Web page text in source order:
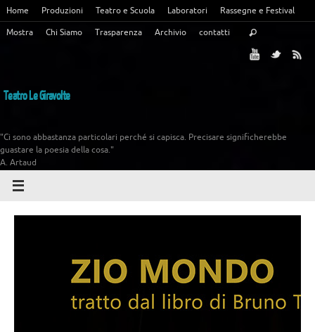
Home Produzioni Teatro e Scuola Laboratori
Rassegne e Festival
Mostra
Chi Siamo Trasparenza Archivio contatti
Teatro Le Giravolte
"Ci sono abbastanza particolari perché si capisca. Precisare significherebbe
guastare la poesia della cosa."
A. Artaud